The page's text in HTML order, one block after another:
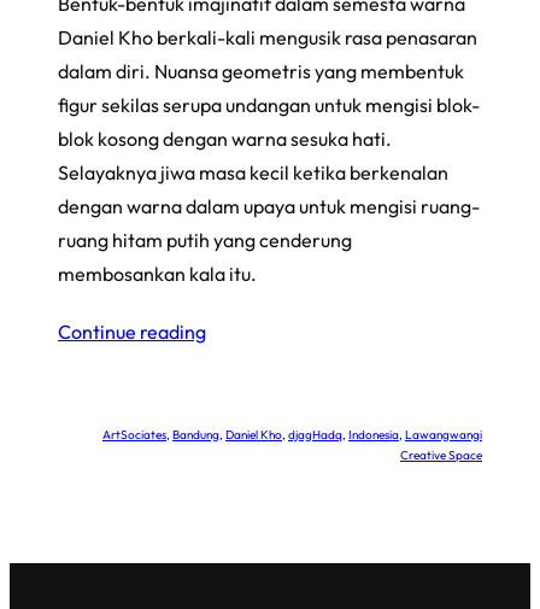
Daniel Kho berkali-kali mengusik rasa penasaran
dalam diri. Nuansa geometris yang membentuk
figur sekilas serupa undangan untuk mengisi blok-
blok kosong dengan warna sesuka hati.
Selayaknya jiwa masa kecil ketika berkenalan
dengan warna dalam upaya untuk mengisi ruang-
ruang hitam putih yang cenderung
membosankan kala itu.
Continue reading
ArtSociates, Bandung, Daniel Kho, djagHadq, Indonesia, Lawangwangi
Creative Space